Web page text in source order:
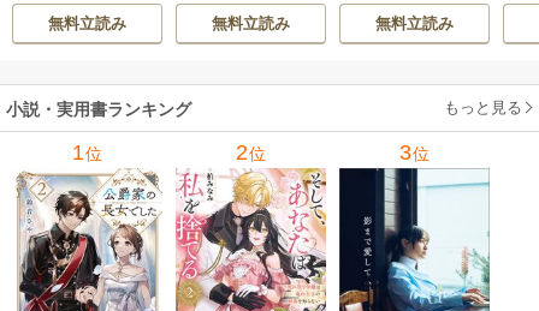
法務編 ２０２６
年度検定対応 1巻
員会
無料立読み
法務編 ２０２６
年度検定対応 1巻
員会
無料立読み
00 1巻
無料立読み
小説・実用書ランキング もっと見る
1位 2位 3位